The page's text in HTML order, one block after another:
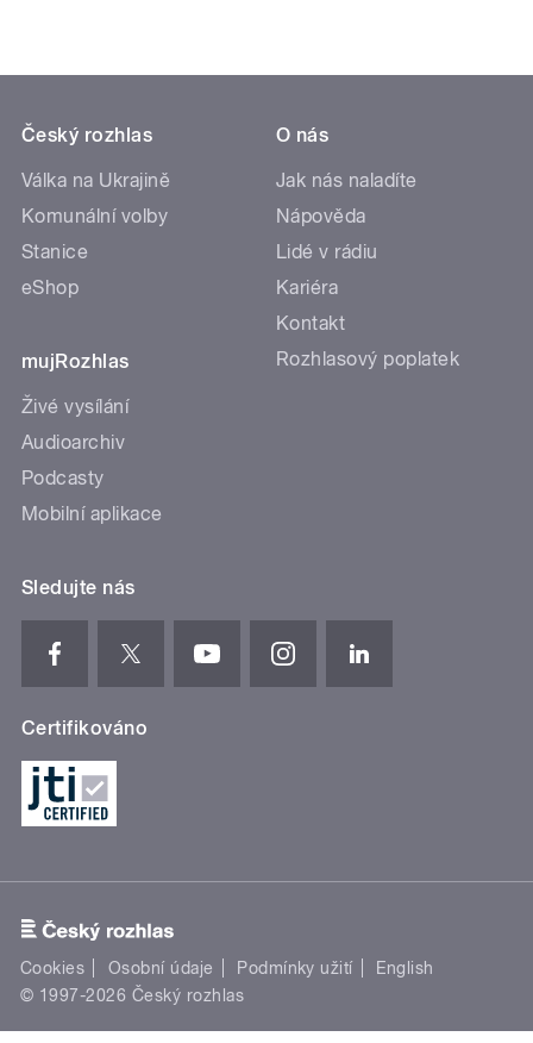
Český rozhlas
Válka na Ukrajině
Komunální volby
Stanice
eShop
mujRozhlas
Živé vysílání
Audioarchiv
Podcasty
Mobilní aplikace
O nás
Jak nás naladíte
Nápověda
Lidé v rádiu
Kariéra
Kontakt
Rozhlasový poplatek
Sledujte nás
Certifikováno
Cookies Osobní údaje Podmínky užití
English
© 1997-2026 Český rozhlas